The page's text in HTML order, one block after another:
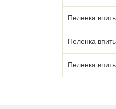
Пеленка
Пеленка
Пеленка